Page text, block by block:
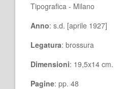
Tipografica - Milano
Anno: s.d. [aprile 1927]
Legatura: brossura
Dimensioni: 19,5x14 cm.
Pagine: pp. 48